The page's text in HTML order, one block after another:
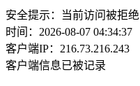
安全提示：当前访问被拒绝
时间：2026-08-07 04:34:37
客户端IP：216.73.216.243
客户端信息已被记录